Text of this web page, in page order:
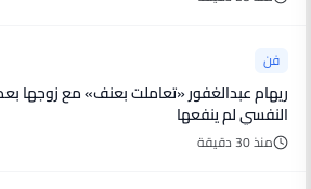
فن
النفسي لم ينفعها
منذ 30 دقيقة